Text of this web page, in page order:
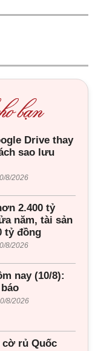
Drive thay
sao lưu
8/2026
2.400 tỷ
năm, tài sản
tỷ đồng
8/2026
nay (10/8):
8/2026
cờ rủ Quốc